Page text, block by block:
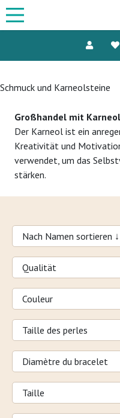
Schmuck und Karneolsteine
Großhandel mit
Der Karneol ist ein
Kreativität und
verwendet, um das
stärken.